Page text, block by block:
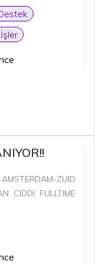
AMSTERDAM-ZUID
CIDDI FULLTIME